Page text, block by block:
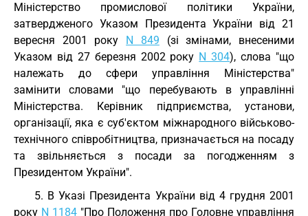
Міністерство промислової політики України,
затвердженого Указом Президента України від 21
вересня 2001 року N 849 (зі змінами, внесеними
Указом від 27 березня 2002 року N 304), слова "що
належать до сфери управління Міністерства"
замінити словами "що перебувають в управлінні
Міністерства. Керівник підприємства, установи,
організації, яка є суб'єктом міжнародного військово-
технічного співробітництва, призначається на посаду
та звільняється з посади за погодженням з
Президентом України".
5. В Указі Президента України від 4 грудня 2001
року N 1184 "Про Положення про Головне управління